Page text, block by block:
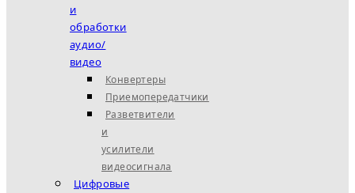
и
обработки
аудио/
видео
Конвертеры
Приемопередатчики
Разветвители
и
усилители
видеосигнала
Цифровые